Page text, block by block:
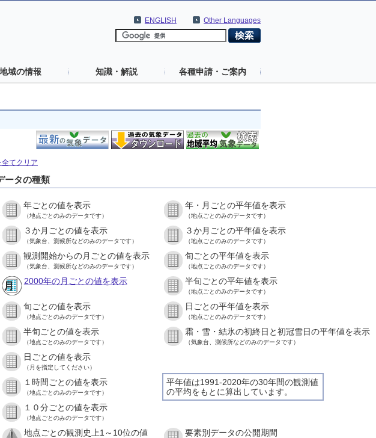
Other Languages
ENGLISH
地域の情報 知識・解説 各種申請・ご案内
てクリア
ータの種類
年ごとの値を表示
（地点ごとのみのデータです）
年・月ごとの平年値を表示
（地点ごとのみのデータです）
３か月ごとの値を表示
（気象台、測候所などのみのデータです）
３か月ごとの平年値を表示
（地点ごとのみのデータです）
観測開始からの月ごとの値を表示
（気象台、測候所などのみのデータです）
旬ごとの平年値を表示
（地点ごとのみのデータです）
2000年の月ごとの値を表示 半旬ごとの平年値を表示
（地点ごとのみのデータです）
旬ごとの値を表示
（地点ごとのみのデータです）
日ごとの平年値を表示
（地点ごとのみのデータです）
半旬ごとの値を表示
（地点ごとのみのデータです）
霜・雪・結氷の初終日と初冠雪日の平年値を表示
（気象台、測候所などのみのデータです）
日ごとの値を表示
（月を指定してください）
平年値は1991-2020年の30年間の観測値
の平均をもとに算出しています。
１時間ごとの値を表示
（地点ごとのみのデータです）
１０分ごとの値を表示
（地点ごとのみのデータです）
地点ごとの観測史上1～10位の値 要素別データの公開期間